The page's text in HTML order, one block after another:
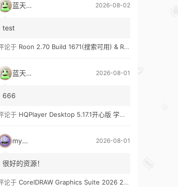
蓝天真蓝 2026-08-02
test
论于 Roon 2.70 Build 1671(搜索可用) & Roon 2.65 Build 1653 & Roon 1.8 Build 1151 Legacy 开心版 学习版
蓝天真蓝 2026-08-01
666
论于 HQPlayer Desktop 5.17.1开心版 学习版&HQPlayer Embedded 5.17.2开心版 学习版
mypw 2026-08-01
很好的资源！
论于 CorelDRAW Graphics Suite 2026 27.1 多语言 开心版 学习版 by KpoJIuK